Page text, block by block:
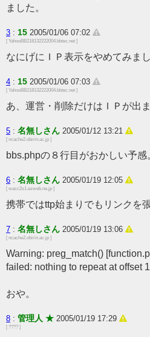
ました。
3 : 15 2005/01/06 07:02
[ YahooBB218132222004.bbtec.net ]
なにげにＩＰ表示をやめてみまし
4 : 15 2005/01/06 07:03
[ YahooBB218132222004.bbtec.net ]
あ、運営・削除だけはＩＰが出ま
5 : 名無しさん 2005/01/12 13:21
[ ncache2.obirin.ac.jp ]
bbs.phpの８行目がおかしい予感
6 : 名無しさん 2005/01/19 12:05
[ wacc2s1.ezweb.ne.jp ]
携帯ではttp始まりでもリンクを張
7 : 名無しさん 2005/01/19 13:06
[ ncache2.obirin.ac.jp ]
Warning: preg_match()
failed: nothing to repeat at offset
おや。
8 : 管理人 ★ 2005/01/19 17:29
[ ???? ]